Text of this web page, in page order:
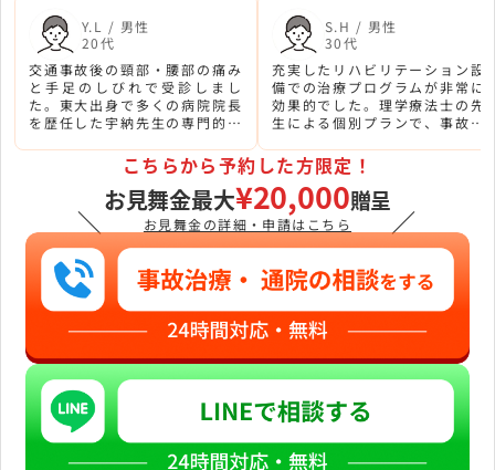
Y.L / 男性
20代
交通事故後の頸部・腰部の痛み
と手足のしびれで受診しまし
た。東大出身で多くの病院院長
を歴任した宇納先生の専門的か
体像を正確に把握してもらえま
S.H / 男性
30代
充実したリハビリテーション設
備での治療プログラムが非常に
効果的でした。理学療法士の先
生による個別プランで、事故後
いきました。
＼
こちらから予約した方限定！
お見舞金最大¥20,000贈呈
お見舞金の詳細・申請はこちら ／